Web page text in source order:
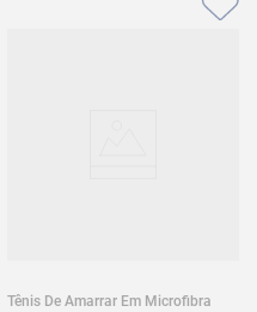
Tênis De Amarrar Em Microfibra